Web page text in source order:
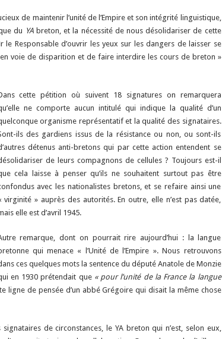
de maintenir l’unité de l’Empire et son intégrité linguistique,
du YAbreton, et la nécessité de nous désolidariser de cette
Responsable d’ouvrir les yeux sur les dangers de laisser se
voie de disparition et de faire interdire les cours de breton »
cette pétition où suivent 18 signatures on remarquera
ne comporte aucun intitulé qui indique la qualité d’un
organisme représentatif et la qualité des signataires.
ils des gardiens issus de la résistance ou non, ou sont-ils
détenus anti-bretons qui par cette action entendent se
de leurs compagnons de cellules ? Toujours est-il
cela laisse à penser qu’ils ne souhaitent surtout pas être
avec les nationalistes bretons, et se refaire ainsi une
virginité » auprès des autorités. En outre, elle n’est pas datée,
elle est d’avril 1945.
remarque, dont on pourrait rire aujourd’hui : la langue
qui menace « l’Unité de l’Empire ». Nous retrouvons
ces quelques mots la sentence du député Anatole de Monzie
en 1930 prétendait que« pour l’unité de la France la langue
ligne de pensée d’un abbé Grégoire qui disait la même chose
de circonstances, le YA breton qui n’est, selon eux,